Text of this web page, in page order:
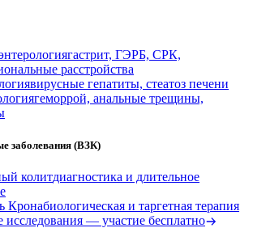
гастрит, ГЭРБ, СРК,
расстройства
вирусные гепатиты, стеатоз печени
геморрой, анальные трещины,
заболевания (ВЗК)
колитдиагностика и длительное
Кронабиологическая и таргетная терапия
исследования — участие бесплатно